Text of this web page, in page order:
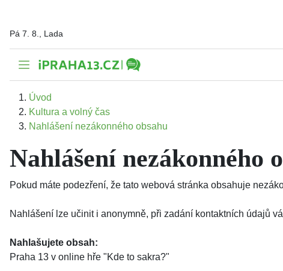
Pá 7. 8., Lada
Úvod
Kultura a volný čas
Nahlášení nezákonného obsahu
Nahlášení nezákonného
Pokud máte podezření, že tato webová stránka obsahuje
Nahlášení lze učinit i anonymně, při zadání kontaktních údajů
Nahlašujete obsah:
Praha 13 v online hře "Kde to sakra?"